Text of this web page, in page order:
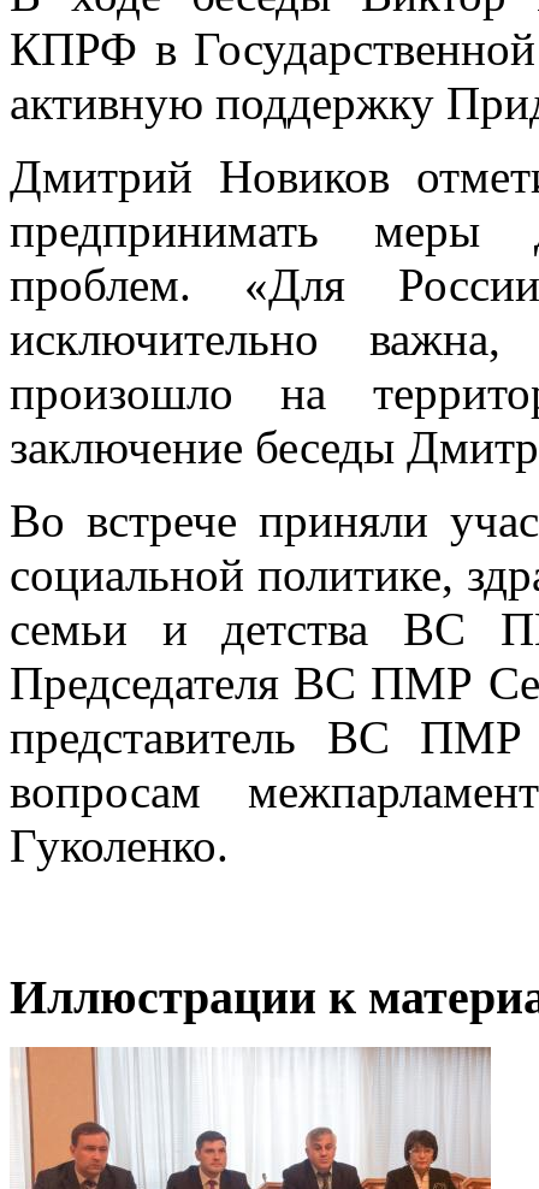
КПРФ в
активную поддержку
Дмитрий Новиков
предпринимать меры
проблем. «Для
исключительно
произошло на
заключение беседы
Во встрече приняли
социальной политике,
семьи и детства ВС
Председателя ВС ПМР
представитель ВС
вопросам
Гуколенко.
Иллюстрации к